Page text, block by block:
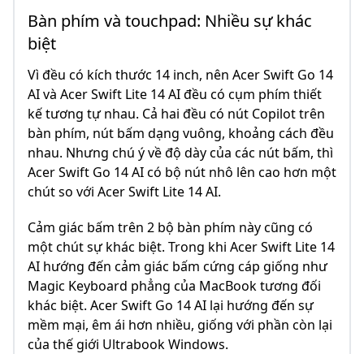
Bàn phím và touchpad: Nhiều sự khác
biệt
Vì đều có kích thước 14 inch, nên Acer Swift Go 14
AI và Acer Swift Lite 14 AI đều có cụm phím thiết
kế tương tự nhau. Cả hai đều có nút Copilot trên
bàn phím, nút bấm dạng vuông, khoảng cách đều
nhau. Nhưng chú ý về độ dày của các nút bấm, thì
Acer Swift Go 14 AI có bộ nút nhô lên cao hơn một
chút so với Acer Swift Lite 14 AI.
Cảm giác bấm trên 2 bộ bàn phím này cũng có
một chút sự khác biệt. Trong khi Acer Swift Lite 14
AI hướng đến cảm giác bấm cứng cáp giống như
Magic Keyboard phẳng của MacBook tương đối
khác biệt. Acer Swift Go 14 AI lại hướng đến sự
mềm mại, êm ái hơn nhiều, giống với phần còn lại
của thế giới Ultrabook Windows.